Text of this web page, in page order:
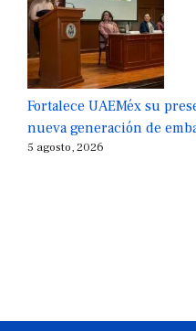
Fortalece UAEMéx su
nueva generación de
5 agosto, 2026